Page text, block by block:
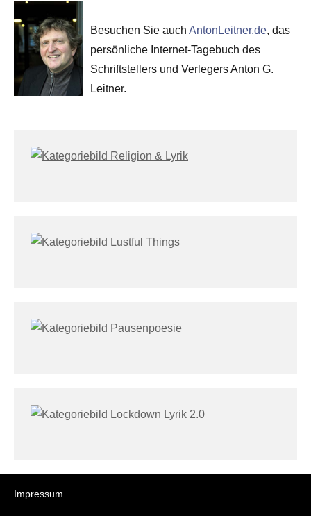
Besuchen Sie auch AntonLeitner.de, das
persönliche Internet-Tagebuch des
Schriftstellers und Verlegers Anton G.
Leitner.
Impressum